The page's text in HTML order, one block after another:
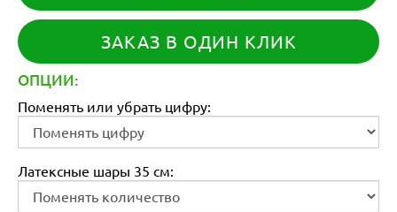
ЗАКАЗ В ОДИН КЛИК
ОПЦИИ:
Поменять или убрать цифру:
Латексные шары 35 см: